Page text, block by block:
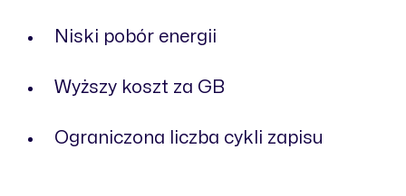
Niski pobór energii
Wyższy koszt za GB
Ograniczona liczba cykli zapisu